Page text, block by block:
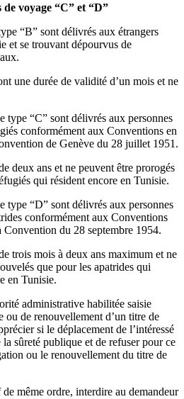
de voyage “C” et “D”
“B” sont délivrés aux étrangers
et se trouvant dépourvus de
une durée de validité d’un mois et ne
type “C” sont délivrés aux personnes
conformément aux Conventions en
de Genève du 28 juillet 1951.
deux ans et ne peuvent être prorogés
qui résident encore en Tunisie.
type “D” sont délivrés aux personnes
conformément aux Conventions
du 28 septembre 1954.
trois mois à deux ans maximum et ne
que pour les apatrides qui
en Tunisie.
administrative habilitée saisie
ou de renouvellement d’un titre de
si le déplacement de l’intéressé
sûreté publique et de refuser pour ce
ou le renouvellement du titre de
même ordre, interdire au demandeur